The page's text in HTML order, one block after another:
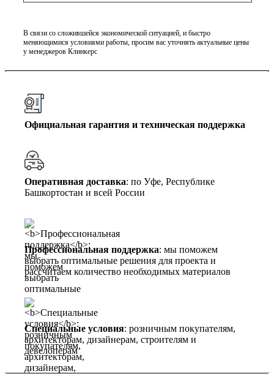
В связи со сложившейся экономической ситуацией, и быстро
меняющимися условиями работы, просим вас уточнять актуальные цены
у менеджеров Клинкерс
Официальная гарантия и техническая поддержка
Оперативная доставка: по Уфе, Республике
Башкортостан и всей России
Профессиональная поддержка: мы поможем
выбрать оптимальные решения для проекта и
рассчитаем количество необходимых материалов
Специальные условия: розничным покупателям,
архитекторам, дизайнерам, строителям и
девелоперам